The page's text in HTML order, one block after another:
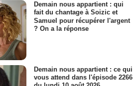
Demain nous appartient : qui
fait du chantage à Soizic et
Samuel pour récupérer l'argent
? On a la réponse
Demain nous appartient : ce qui
vous attend dans l'épisode 2266